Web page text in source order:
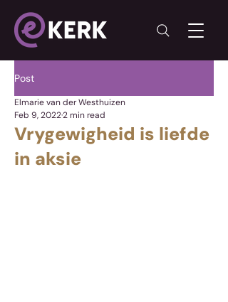
Post
Vrygewigheid is liefde
in aksie
Elmarie van der Westhuizen
Feb 9, 20222 min read